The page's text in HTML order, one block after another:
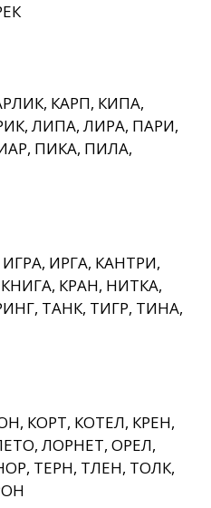
КАРП, КИПА,
ЛИПА, ЛИРА, ПАРИ,
ПИКА, ПИЛА,
ИРГА, КАНТРИ,
КРАН, НИТКА,
ТАНК, ТИГР, ТИНА,
КОРТ, КОТЕЛ, КРЕН,
ЛОРНЕТ, ОРЕЛ,
ТЕРН, ТЛЕН, ТОЛК,